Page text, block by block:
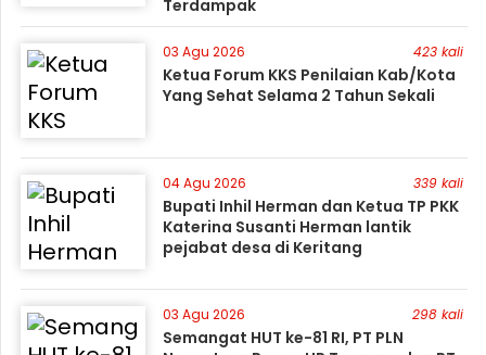
Terdampak
03 Agu 2026 423 kali
Ketua Forum KKS Penilaian Kab/Kota
Yang Sehat Selama 2 Tahun Sekali
04 Agu 2026 339 kali
Bupati Inhil Herman dan Ketua TP PKK
Katerina Susanti Herman lantik
pejabat desa di Keritang
03 Agu 2026 298 kali
Semangat HUT ke-81 RI, PT PLN